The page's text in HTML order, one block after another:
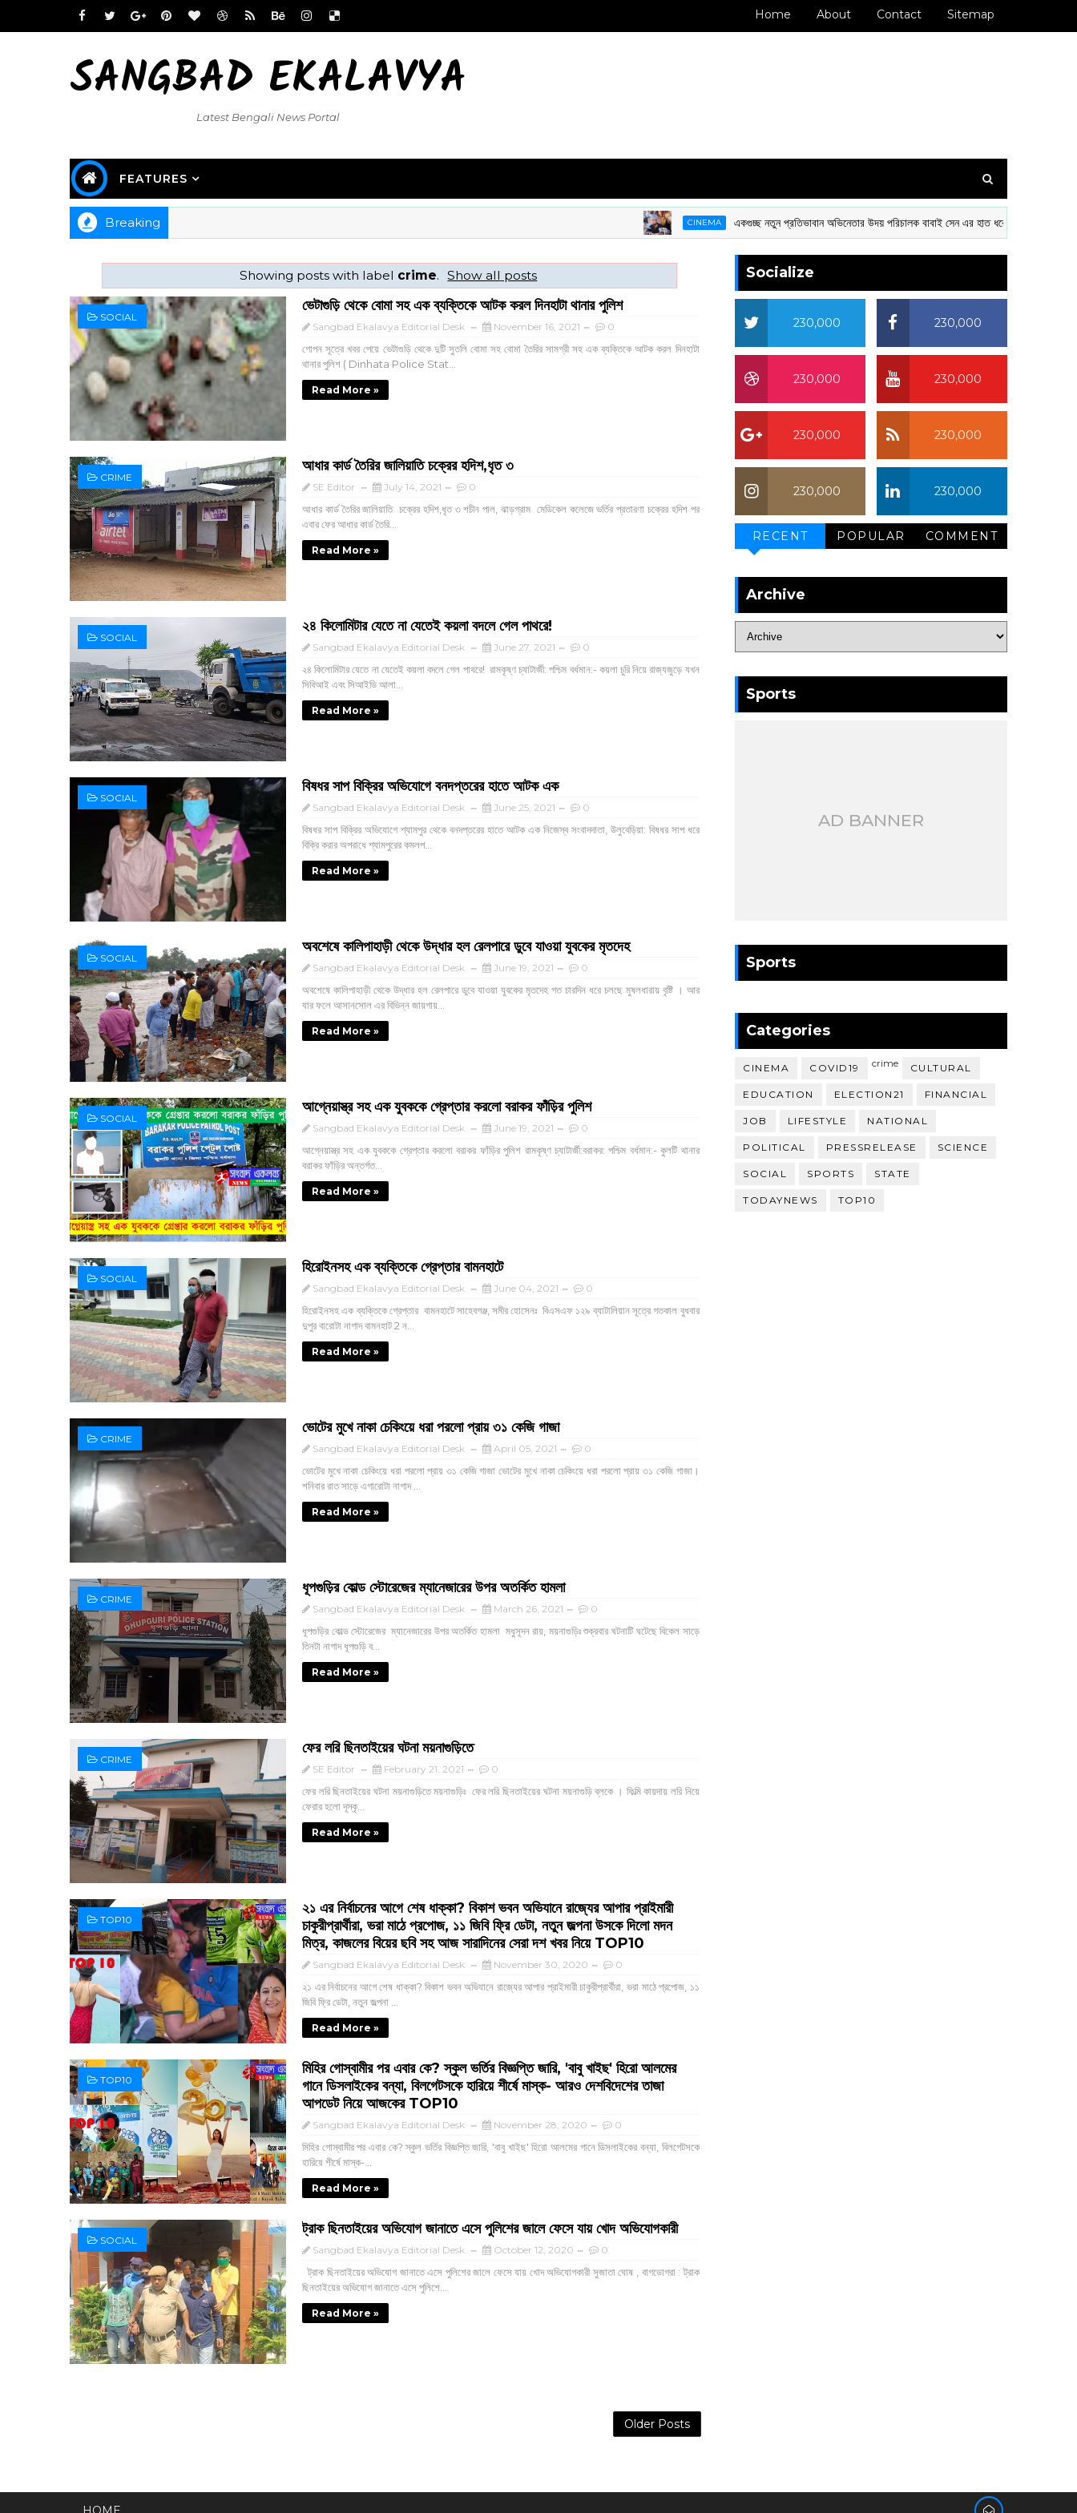
Home About Contact Sitemap
SANGBAD EKALAVYA
Latest Bengali News Portal
FEATURES
Breaking CINEMA একগুচ্ছ নতুন প্রতিভাবান অভিনেতার উদয় পরিচালক বাবাই সেন এর হাত ধরে
Showing posts with label crime. Show all posts
SOCIAL
ভেটাগুড়ি থেকে বোমা সহ এক ব্যক্তিকে আটক করল দিনহাটা থানার পুলিশ
Sangbad Ekalavya Editorial Desk November 16, 2021 0
গোপন সূত্রে খবর পেয়ে ভেটাগুড়ি থেকে দুটি সুতলি বোমা সহ বোমা তৈরির সামগ্রী সহ এক ব্যক্তিকে আটক করল দিনহাটা
থানার পুলিশ ( Dinhata Police Stat...
Read More »
CRIME
আধার কার্ড তৈরির জালিয়াতি চক্রের হদিশ,ধৃত ৩
SE Editor July 14, 2021 0
আধার কার্ড তৈরির জালিয়াতি চক্রের হদিশ,ধৃত ৩ শচীন পাল, ঝাড়গ্রাম মেডিকেল কলেজে ভর্তির প্রতারণা চক্রের হদিশ পর
এবার ফের আধার কার্ড তৈরি...
Read More »
SOCIAL
২৪ কিলোমিটার যেতে না যেতেই কয়লা বদলে গেল পাথরে!
Sangbad Ekalavya Editorial Desk June 27, 2021 0
২৪ কিলোমিটার যেতে না যেতেই কয়লা বদলে গেল পাথরে! রামকৃষ্ণ চ্যাটার্জী: পশ্চিম বর্ধমান:- কয়লা চুরি নিয়ে রাজ্যজুড়ে যখন
সিবিআই এবং সিআইডি আলা...
Read More »
SOCIAL
বিষধর সাপ বিক্রির অভিযোগে বনদপ্তরের হাতে আটক এক
Sangbad Ekalavya Editorial Desk June 25, 2021 0
বিষধর সাপ বিক্রির অভিযোগে শ্যামপুর থেকে বনদপ্তরের হাতে আটক এক নিজেস্ব সংবাদদাতা, উলুবেড়িয়া: বিষধর সাপ ধরে
বিক্রি করার অপরাধে শ্যামপুরের কমলপ...
Read More »
SOCIAL
অবশেষে কালিপাহাড়ী থেকে উদ্ধার হল রেলপারে ডুবে যাওয়া যুবকের মৃতদেহ
Sangbad Ekalavya Editorial Desk June 19, 2021 0
অবশেষে কালিপাহাড়ী থেকে উদ্ধার হল রেলপারে ডুবে যাওয়া যুবকের মৃতদেহ গত চারদিন ধরে চলছে মুষলধারায় বৃষ্টি । আর
যার ফলে আসানসোল এর বিভিন্ন জায়গায়...
Read More »
SOCIAL
আগ্নেয়াস্ত্র সহ এক যুবককে গ্রেপ্তার করলো বরাকর ফাঁড়ির পুলিশ
Sangbad Ekalavya Editorial Desk June 19, 2021 0
আগ্নেয়াস্ত্র সহ এক যুবককে গ্রেপ্তার করলো বরাকর ফাঁড়ির পুলিশ রামকৃষ্ণ চ্যাটার্জী:বরাকর: পশ্চিম বর্ধমান:- কুলটি থানার
বরাকর ফাঁড়ির অন্তর্গত...
Read More »
SOCIAL
হিরোইনসহ এক ব্যক্তিকে গ্রেপ্তার বামনহাটে
Sangbad Ekalavya Editorial Desk June 04, 2021 0
হিরোইনসহ এক ব্যক্তিকে গ্রেপ্তার বামনহাটে সাহেবগঞ্জ, সমীর হোসেনঃ বিএসএফ ১২৯ ব্যাটালিয়ান সূত্রে গতকাল বুধবার
দুপুর বারোটা নাগাদ বামনহাট 2 ন...
Read More »
CRIME
ভোটের মুখে নাকা চেকিংয়ে ধরা পরলো প্রায় ৩১ কেজি গাজা
Sangbad Ekalavya Editorial Desk April 05, 2021 0
ভোটের মুখে নাকা চেকিংয়ে ধরা পরলো প্রায় ৩১ কেজি গাজা ভোটের মুখে নাকা চেকিংয়ে ধরা পরলো প্রায় ৩১ কেজি গাজা।
শনিবার রাত সাড়ে এগারোটা নাগাদ ...
Read More »
CRIME
ধূপগুড়ির কোল্ড স্টোরেজের ম্যানেজারের উপর অতর্কিত হামলা
Sangbad Ekalavya Editorial Desk March 26, 2021 0
ধূপগুড়ির কোল্ড স্টোরেজের ম্যানেজারের উপর অতর্কিত হামলা মধুসূদন রায়, ময়নাগুড়িঃ শুক্রবার ঘটনাটি ঘটেছে বিকেল সাড়ে
তিনটা নাগাদ ধূপগুড়ি ব...
Read More »
CRIME
ফের লরি ছিনতাইয়ের ঘটনা ময়নাগুড়িতে
SE Editor February 21, 2021 0
ফের লরি ছিনতাইয়ের ঘটনা ময়নাগুড়িতে ময়নাগুড়িঃ ফের লরি ছিনতাইয়ের ঘটনা ময়নাগুড়ি ব্লকে । ফিল্মি কায়দায় লরি নিয়ে
ফেরার হলো দূস্কৃ...
Read More »
TOP10
২১ এর নির্বাচনের আগে শেষ ধাক্কা? বিকাশ ভবন অভিযানে রাজ্যের আপার প্রাইমারী
চাকুরীপ্রার্থীরা, ভরা মাঠে প্রপোজ, ১১ জিবি ফ্রি ডেটা, নতুন জল্পনা উসকে দিলো মদন
মিত্র, কাজলের বিয়ের ছবি সহ আজ সারাদিনের সেরা দশ খবর নিয়ে TOP10
Sangbad Ekalavya Editorial Desk November 30, 2020 0
২১ এর নির্বাচনের আগে শেষ ধাক্কা? বিকাশ ভবন অভিযানে রাজ্যের আপার প্রাইমারী চাকুরীপ্রার্থীরা, ভরা মাঠে প্রপোজ, ১১
জিবি ফ্রি ডেটা, নতুন জল্পনা ...
Read More »
TOP10
মিহির গোস্বামীর পর এবার কে? স্কুল ভর্তির বিজ্ঞপ্তি জারি, 'বাবু খাইছ' হিরো আলমের
গানে ডিসলাইকের বন্যা, বিলগেটসকে হারিয়ে শীর্ষে মাস্ক- আরও দেশবিদেশের তাজা
আপডেট নিয়ে আজকের TOP10
Sangbad Ekalavya Editorial Desk November 28, 2020 0
মিহির গোস্বামীর পর এবার কে? স্কুল ভর্তির বিজ্ঞপ্তি জারি, 'বাবু খাইছ' হিরো আলমের গানে ডিসলাইকের বন্যা, বিলগেটসকে
হারিয়ে শীর্ষে মাস্ক-...
Read More »
SOCIAL
ট্রাক ছিনতাইয়ের অভিযোগ জানাতে এসে পুলিশের জালে ফেসে যায় খোদ অভিযোগকারী
Sangbad Ekalavya Editorial Desk October 12, 2020 0
ট্রাক ছিনতাইয়ের অভিযোগ জানাতে এসে পুলিশের জালে ফেসে যায় খোদ অভিযোগকারী সুজাতা ঘোষ , বাগডোগরা : ট্রাক
ছিনতাইয়ের অভিযোগ জানাতে এসে পুলিশে...
Read More »
Older Posts
Socialize
230,000
230,000
230,000
230,000
230,000
230,000
230,000
230,000
RECENT POPULAR COMMENT
Archive
Sports
AD BANNER
Sports
Categories
CINEMA COVID19 crime CULTURAL
EDUCATION ELECTION21 FINANCIAL
JOB LIFESTYLE NATIONAL
POLITICAL PRESSRELEASE SCIENCE
SOCIAL SPORTS STATE
TODAYNEWS TOP10